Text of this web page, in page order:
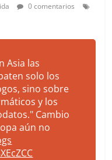
0 comentarios
Asia las
solo los
sino sobre
y los
Cambio
aún no